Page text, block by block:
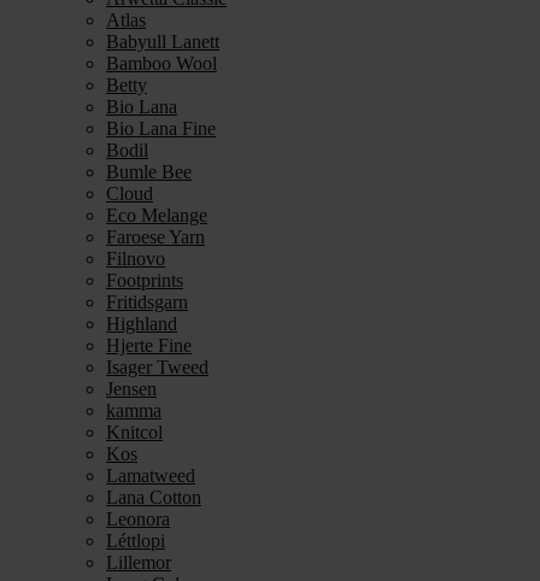
Atlas
Babyull Lanett
Bamboo Wool
Betty
Bio Lana
Bio Lana Fine
Bodil
Bumle Bee
Cloud
Eco Melange
Faroese Yarn
Filnovo
Footprints
Fritidsgarn
Highland
Hjerte Fine
Isager Tweed
Jensen
kamma
Knitcol
Kos
Lamatweed
Lana Cotton
Leonora
Léttlopi
Lillemor